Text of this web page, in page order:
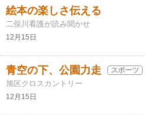
絵本の楽しさ伝える
二俣川看護が読み聞かせ
12月15日
青空の下、公園力走 スポーツ
旭区クロスカントリー
12月15日